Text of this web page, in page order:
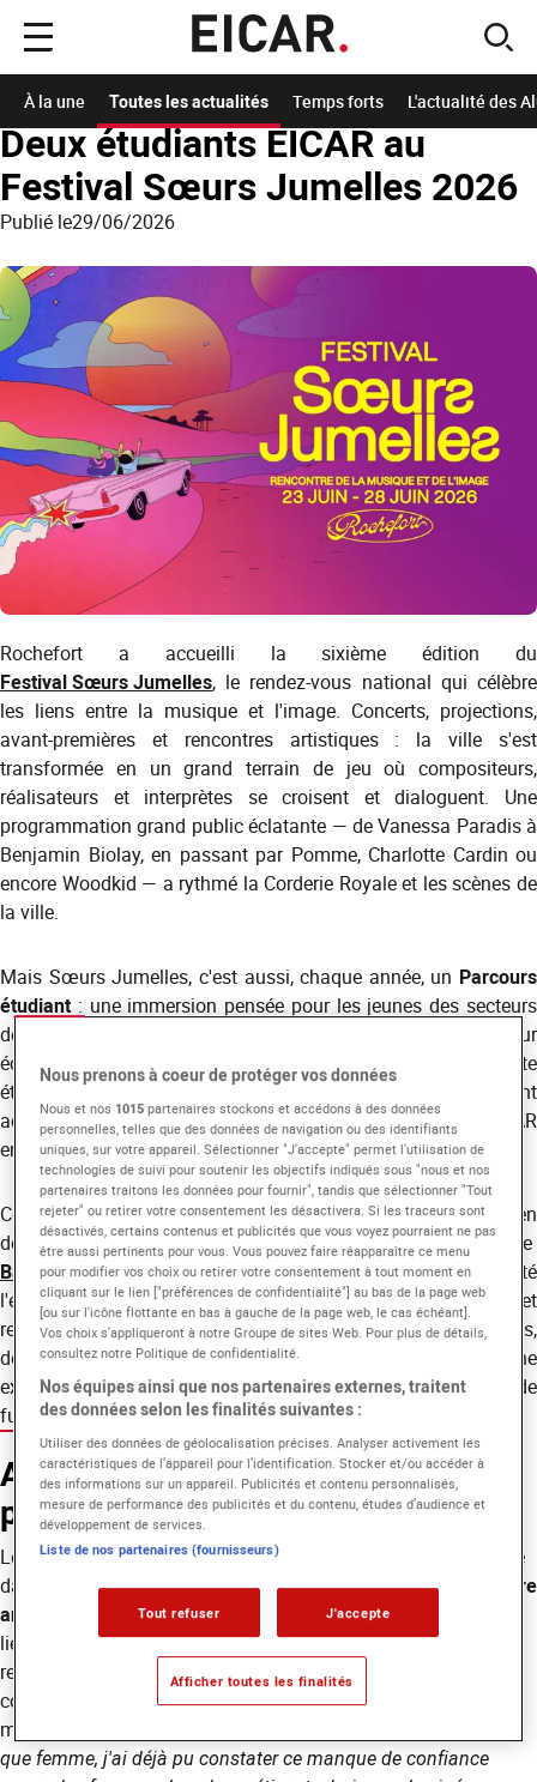
Menu
principal
Deux étudiants EICAR au
Festival Sœurs Jumelles 2026
Publié le29/06/2026
À la une Toutes les actualités Temps forts L'actualité des
Rochefort a accueilli la sixième édition du
Festival Sœurs Jumelles, le rendez-vous national qui célèbre
les liens entre la musique et l'image. Concerts, projections,
avant-premières et rencontres artistiques : la ville s'est
transformée en un grand terrain de jeu où compositeurs,
réalisateurs et interprètes se croisent et dialoguent. Une
programmation grand public éclatante — de Vanessa Paradis à
Benjamin Biolay, en passant par Pomme, Charlotte Cardin ou
encore Woodkid — a rythmé la Corderie Royale et les scènes de
la ville.
Mais Sœurs Jumelles, c'est aussi, chaque année, un Parcours
étudiant: une immersion pensée pour les jeunes des secteurs
de la musique et de l'image, avec des temps dédiés pour
échanger avec des professionnels confirmés. Plus de soixante
étudiants issus d'une quinzaine de grandes écoles y sont
accueillis au cœur des rencontres professionnelles — et EICAR
en fait partie.
Cette année,Paul RobertetNina Girault, tous deux en
deuxième année de
Bachelor Réalisation cinéma et audiovisuel, ont représenté
l'école. Entre le volet grand public (concerts, projections et
rencontres en ville) et le volet professionnel (tables rondes,
débats, masterclass et ateliers), ils reviennent sur une
expérience qui a nourri, et parfois bousculé, leur regard de
futurs réalisateurs.
Au cœur des rencontres
professionnelles
Le festival a d'abord été, pour nos deux étudiants, une plongée
dans les coulisses de la création. Dès l'ouverture,une rencontre
animée par le collectif Troisième Autricea dressé un état des
lieux aussi éclairant qu'alarmant : alors que les femmes
représentent une large majorité des diplômés des
conservatoires, seul un film sur dix confie sa composition
musicale à une compositrice.
que femme, j'ai déjà pu constater ce manque de confiance
Nous prenons à coeur de protéger vos données
Nous et nos 1015 partenaires stockons et accédons à des données
personnelles, telles que des données de navigation ou des identifiants
uniques, sur votre appareil. Sélectionner "J'accepte" permet l'utilisation de
technologies de suivi pour soutenir les objectifs indiqués sous "nous et nos
partenaires traitons les données pour fournir", tandis que sélectionner "Tout
rejeter" ou retirer votre consentement les désactivera. Si les traceurs sont
désactivés, certains contenus et publicités que vous voyez pourraient ne pas
être aussi pertinents pour vous. Vous pouvez faire réapparaître ce menu
pour modifier vos choix ou retirer votre consentement à tout moment en
cliquant sur le lien ["préférences de confidentialité"] au bas de la page web
[ou sur l'icône flottante en bas à gauche de la page web, le cas échéant].
Vos choix s'appliqueront à notre Groupe de sites Web. Pour plus de détails,
consultez notre Politique de confidentialité.
Nos équipes ainsi que nos partenaires externes, traitent
des données selon les finalités suivantes :
Utiliser des données de géolocalisation précises. Analyser activement les
caractéristiques de l’appareil pour l’identification. Stocker et/ou accéder à
des informations sur un appareil. Publicités et contenu personnalisés,
mesure de performance des publicités et du contenu, études d’audience et
développement de services.
Liste de nos partenaires (fournisseurs)
Tout refuser J'accepte
Afficher toutes les finalités